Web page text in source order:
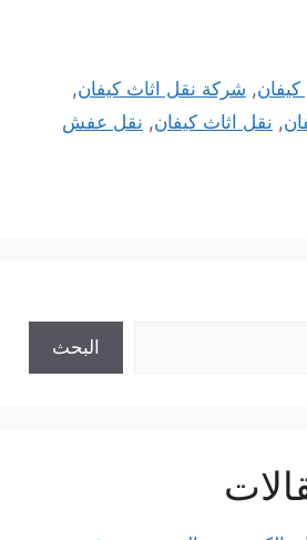
, شركة نقل اثاث كيفان,
, نقل اثاث كيفان, نقل عفش
البحث